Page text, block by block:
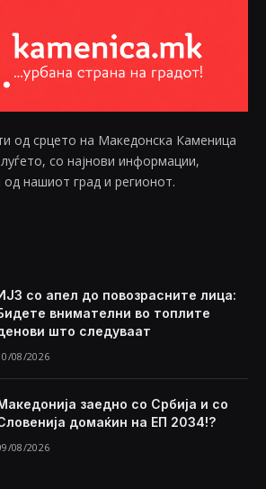
од срцето на Македонска Каменица
со најнови информации,
од нашиот град и регионот.
со апел до повозрасните лица:
внимателни во топлите
што следуваат
08/2026
заедно со Србија и со
домаќин на ЕП 2034!?
08/2026